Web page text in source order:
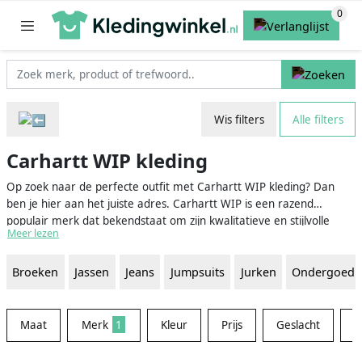
Wis filters Alle filters
Carhartt WIP kleding
Op zoek naar de perfecte outfit met Carhartt WIP kleding? Dan
ben je hier aan het juiste adres. Carhartt WIP is een razend
populair merk dat bekendstaat om zijn kwalitatieve en stijlvolle
kleding en accessoires. Of je nu op zoek bent naar een
vind je een uitgebreid aanbod van Carhartt WIP items om je
de beste prijs en het ideale kledingstuk vinden.
Meer lezen
Broeken Jassen Jeans Jumpsuits Jurken Ondergoed
Maat Merk 1 Kleur Prijs Geslacht